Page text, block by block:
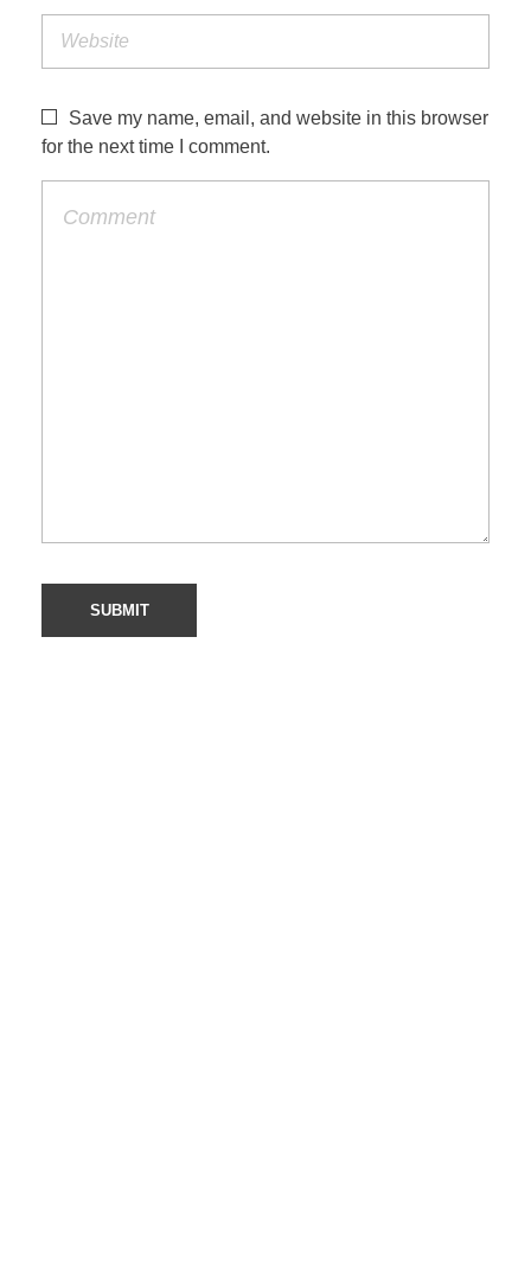
Save my name, email, and website in this browser
for the next time I comment.